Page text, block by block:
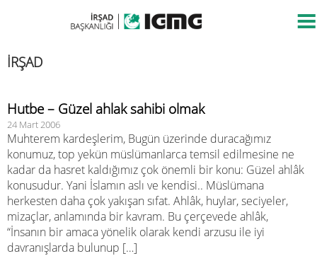
İRŞAD
Hutbe – Güzel ahlak sahibi olmak
24 Mart 2006
Muhterem kardeşlerim, Bugün üzerinde duracağımız
konumuz, top yekün müslümanlarca temsil edilmesine ne
kadar da hasret kaldığımız çok önemli bir konu: Güzel ahlâk
konusudur. Yani İslamın aslı ve kendisi.. Müslümana
herkesten daha çok yakışan sıfat. Ahlâk, huylar, seciyeler,
mizaçlar, anlamında bir kavram. Bu çerçevede ahlâk,
“İnsanın bir amaca yönelik olarak kendi arzusu ile iyi
davranışlarda bulunup […]